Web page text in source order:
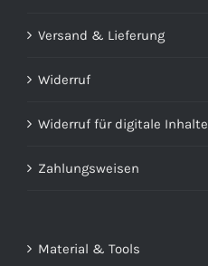
Versand & Lieferung
Widerruf
Widerruf für digitale Inhalte
Zahlungsweisen
Material & Tools